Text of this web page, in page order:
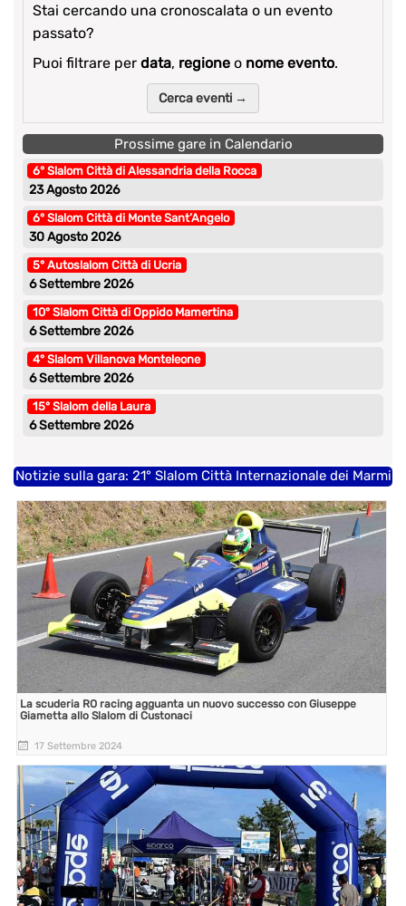
Stai cercando una cronoscalata o un evento
passato?
Puoi filtrare per data, regione o nome evento.
Cerca eventi →
Prossime gare in Calendario
6° Slalom Città di Alessandria della Rocca
23 Agosto 2026
6° Slalom Città di Monte Sant’Angelo
30 Agosto 2026
5° Autoslalom Città di Ucria
6 Settembre 2026
10° Slalom Città di Oppido Mamertina
6 Settembre 2026
4° Slalom Villanova Monteleone
6 Settembre 2026
15° Slalom della Laura
6 Settembre 2026
Notizie sulla gara: 21° Slalom Città Internazionale dei Marmi
La scuderia RO racing agguanta un nuovo successo con Giuseppe
Giametta allo Slalom di Custonaci
17 Settembre 2024